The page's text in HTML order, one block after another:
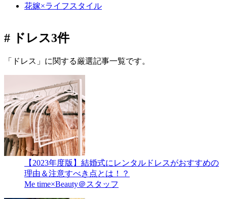
花嫁×ライフスタイル
# ドレス3件
「ドレス」に関する厳選記事一覧です。
【2023年度版】結婚式にレンタルドレスがおすすめの
理由＆注意すべき点とは！？
Me time×Beauty＠スタッフ